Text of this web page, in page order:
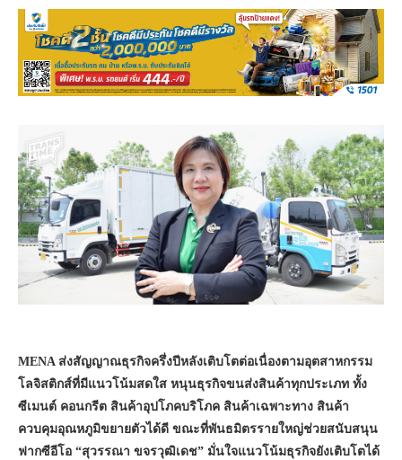
MENA ส่งสัญญาณธุรกิจครึ่งปีหลังเติบโตต่อเนื่องตามอุตสาหกรรม
โลจิสติกส์ที่มีแนวโน้มสดใส หนุนธุรกิจขนส่งสินค้าทุกประเภท ทั้ง
ซีเมนต์ คอนกรีต สินค้าอุปโภคบริโภค สินค้าเฉพาะทาง สินค้า
ควบคุมอุณหภูมิขยายตัวได้ดี ขณะที่พันธมิตรรายใหญ่ช่วยสนับสนุน
ฟากซีอีโอ “สุวรรณา ขจรวุฒิเดช” มั่นใจแนวโน้มธุรกิจยังเติบโตได้